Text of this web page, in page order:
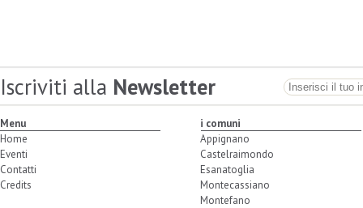
Iscriviti alla Newsletter
Menu
Home
Eventi
Contatti
Credits
i comuni
Appignano
Castelraimondo
Esanatoglia
Montecassiano
Montefano